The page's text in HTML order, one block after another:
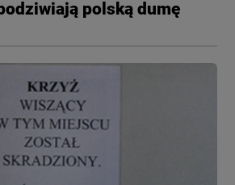
polską dumę